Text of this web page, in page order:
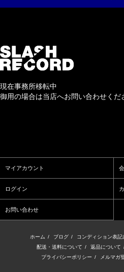
現在事務所移転中
御用の場合は当店へお問い合わせくだ
マイアカウント
ログイン
お問い合わせ
ホーム / ブログ / コンディション表記
配送・送料について / 返品について
プライバシーポリシー / メルマガ